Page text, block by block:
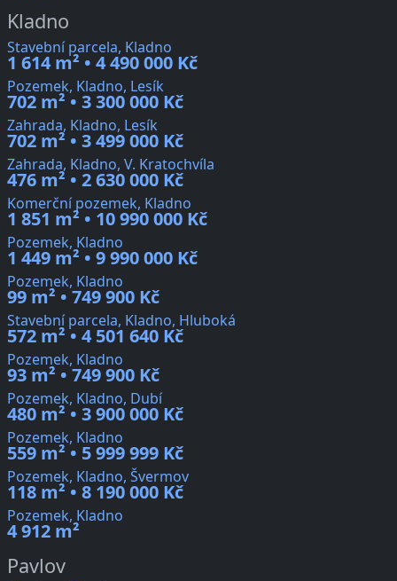
Kladno
Stavební parcela, Kladno
1 614 m² • 4 490 000 Kč
Pozemek, Kladno, Lesík
702 m² • 3 300 000 Kč
Zahrada, Kladno, Lesík
702 m² • 3 499 000 Kč
Zahrada, Kladno, V. Kratochvíla
476 m² • 2 630 000 Kč
Komerční pozemek, Kladno
1 851 m² • 10 990 000 Kč
Pozemek, Kladno
1 449 m² • 9 990 000 Kč
Pozemek, Kladno
99 m² • 749 900 Kč
Stavební parcela, Kladno, Hluboká
572 m² • 4 501 640 Kč
Pozemek, Kladno
93 m² • 749 900 Kč
Pozemek, Kladno, Dubí
480 m² • 3 900 000 Kč
Pozemek, Kladno
559 m² • 5 999 999 Kč
Pozemek, Kladno, Švermov
118 m² • 8 190 000 Kč
Pozemek, Kladno
4 912 m²
Pavlov